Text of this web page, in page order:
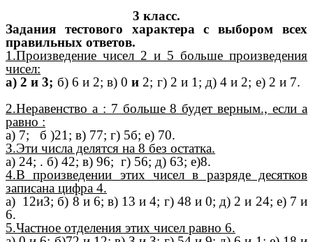
3 класс.
Задания тестового характера с выбором всех
правильных ответов.
1.Произведение чисел 2 и 5 больше произведения
чисел:
а) 2 и 3; б) 6 и 2; в) 0и2; г) 2 и 1; д) 4 и 2; е) 2 и 7.
2.Неравенство а : 7 больше 8 будет верным., если а
равно :
а) 7; б )21; в) 77; г) 5б; е) 70.
З.Эти числа делятся на 8 без остатка.
а) 24; . б) 42; в) 96; г) 56; д) 63; е)8.
4.В произведении этих чисел в разряде десятков
записана цифра 4.
а) 12иЗ; б) 8 и 6; в) 13 и 4; г) 48 и 0; д) 2 и 24; е) 7 и
6.
5.Частное отделения этих чисел равно 6.